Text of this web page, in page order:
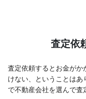
査定依
査定依頼するとお金が
けない、ということはあ
で不動産会社を選んで査